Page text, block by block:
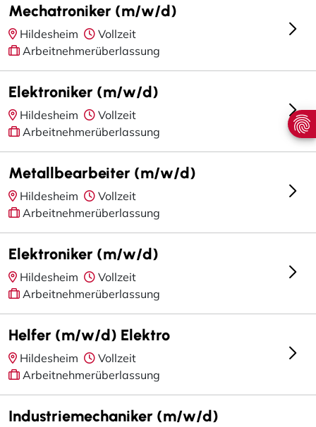
Mechatroniker (m/w/d)
Hildesheim
Vollzeit
Arbeitnehmerüberlassung
Elektroniker (m/w/d)
Hildesheim
Vollzeit
Arbeitnehmerüberlassung
Metallbearbeiter (m/w/d)
Hildesheim
Vollzeit
Arbeitnehmerüberlassung
Elektroniker (m/w/d)
Hildesheim
Vollzeit
Arbeitnehmerüberlassung
Helfer (m/w/d) Elektro
Hildesheim
Vollzeit
Arbeitnehmerüberlassung
Industriemechaniker (m/w/d)